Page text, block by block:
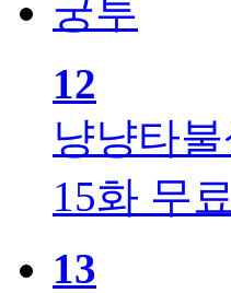
12
냥냥타
15화 무료
13